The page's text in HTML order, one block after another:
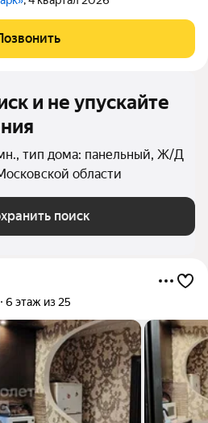
и не упускайте
тип дома: панельный, Ж/Д
области
поиск
6 этаж из 25